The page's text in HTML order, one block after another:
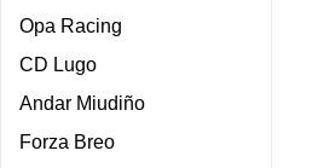
Opa Racing
CD Lugo
Andar Miudiño
Forza Breo